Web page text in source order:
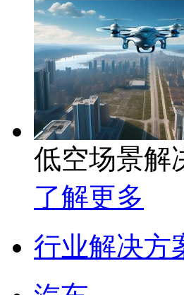
低空场景解
了解更多
行业解决方